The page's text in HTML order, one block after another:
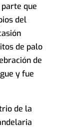
parte que
del
de palo
de
y fue
de la